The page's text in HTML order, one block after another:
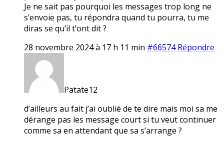
Je ne sait pas pourquoi les messages trop long ne
s’envoie pas, tu répondra quand tu pourra, tu me
diras se qu’il t’ont dit ?
28 novembre 2024 à 17 h 11 min #66574 Répondre
Patate12
d’ailleurs au fait j’ai oublié de te dire mais moi sa me
dérange pas les message court si tu veut continuer
comme sa en attendant que sa s’arrange ?